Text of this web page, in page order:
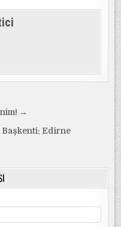
→
Başkenti: Edirne